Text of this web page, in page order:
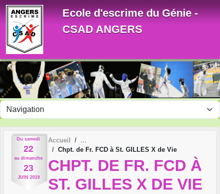
Ecole d'escrime du Génie -
CSAD ANGERS
Du samedi
22
au dimanche
23
JUIN 2019
Accueil
Chpt. de Fr. FCD à St. GILLES X de Vie
CHPT. DE FR. FCD À
ST. GILLES X DE VIE
Panneau de gestion des cookies